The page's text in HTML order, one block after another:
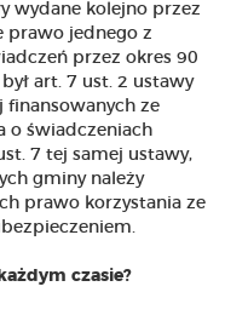
wydane kolejno przez
prawo jednego z
przez okres 90
art. 7 ust. 2 ustawy
ze
o świadczeniach
7 tej samej ustawy,
gminy należy
prawo korzystania ze
czasie?